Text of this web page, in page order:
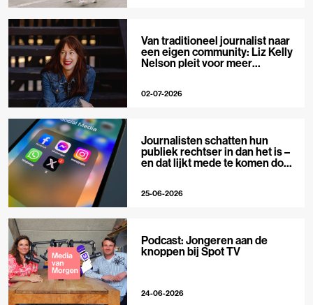
Van traditioneel journalist naar
een eigen community: Liz Kelly
Nelson pleit voor meer
02-07-2026
Journalisten schatten hun
publiek rechtser in dan het is –
en dat lijkt mede te komen door
25-06-2026
Podcast: Jongeren aan de
knoppen bij Spot TV
24-06-2026